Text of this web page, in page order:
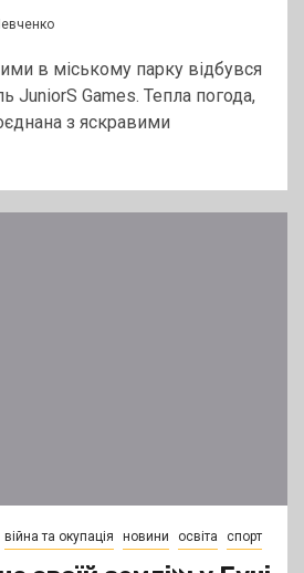
в міському парку відбувся
JuniorS Games. Тепла погода,
з яскравими
війна та окупація новини освіта спорт